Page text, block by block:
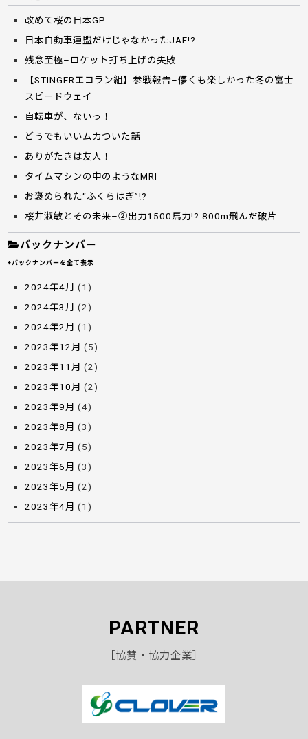
改めて桜の日本GP
日本自動車連盟だけじゃなかったJAF!?
残念至極–ロケット打ち上げの失敗
【STINGERエコラン組】参戦報告–儚くも楽しかった冬の富士
スピードウェイ
自転車が、ないっ！
どうでもいいムカついた話
ありがたきは友人！
タイムマシンの中のようなMRI
お褒められた“ふくらはぎ”!?
桜井淑敏とその未来–②出力1500馬力!? 800m飛んだ破片
バックナンバー
+バックナンバーを全て表示
2024年4月 (1)
2024年3月 (2)
2024年2月 (1)
2023年12月 (5)
2023年11月 (2)
2023年10月 (2)
2023年9月 (4)
2023年8月 (3)
2023年7月 (5)
2023年6月 (3)
2023年5月 (2)
2023年4月 (1)
PARTNER
［協賛・協力企業］